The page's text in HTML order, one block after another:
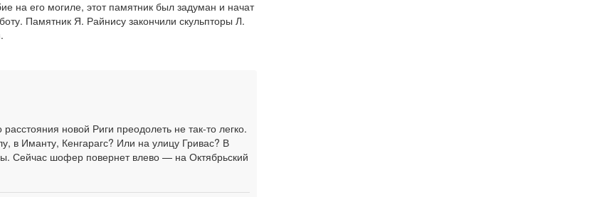
на его могиле, этот памятник был задуман и начат
Памятник Я. Райнису закончили скульпторы Л.
новой Риги преодолеть не так-то легко.
в Иманту, Кенгарагс? Или на улицу Гривас? В
Сейчас шофер повернет влево — на Октябрьский